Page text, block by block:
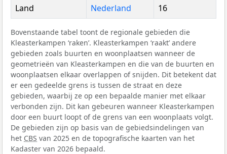
Land Nederland 16
Bovenstaande tabel toont de regionale gebieden die
Kleasterkampen ‘raken’. Kleasterkampen ‘raakt’ andere
gebieden zoals buurten en woonplaatsen wanneer de
geometrieën van Kleasterkampen en die van de buurten en
woonplaatsen elkaar overlappen of snijden. Dit betekent dat
er een gedeelde grens is tussen de straat en deze
gebieden, waarbij ze op een bepaalde manier met elkaar
verbonden zijn. Dit kan gebeuren wanneer Kleasterkampen
door een buurt loopt of de grens van een woonplaats volgt.
De gebieden zijn op basis van de gebiedsindelingen van
het CBS van 2025 en de topografische kaarten van het
Kadaster van 2026 bepaald.